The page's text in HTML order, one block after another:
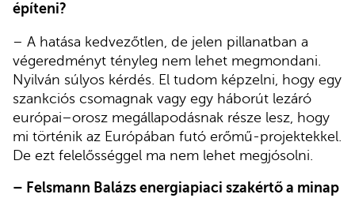
építeni?
– A hatása kedvezőtlen, de jelen pillanatban a
végeredményt tényleg nem lehet megmondani.
Nyilván súlyos kérdés. El tudom képzelni, hogy egy
szankciós csomagnak vagy egy háborút lezáró
európai–orosz megállapodásnak része lesz, hogy
mi történik az Európában futó erőmű-projektekkel.
De ezt felelősséggel ma nem lehet megjósolni.
– Felsmann Balázs energiapiaci szakértő a minap